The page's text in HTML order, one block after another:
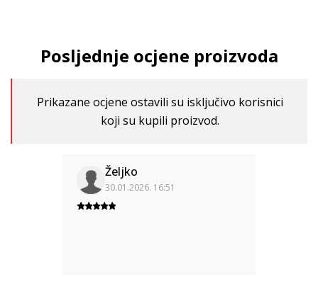
Posljednje ocjene proizvoda
Prikazane ocjene ostavili su isključivo korisnici
koji su kupili proizvod.
Željko
30.01.2026. 16:51